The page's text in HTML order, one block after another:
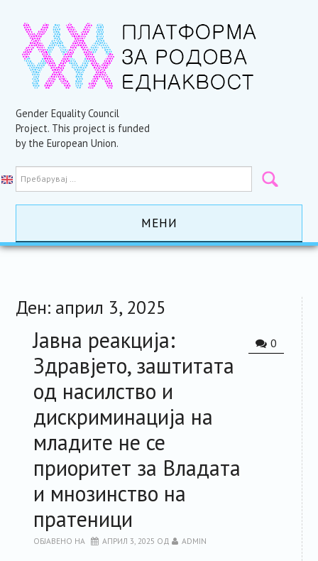
Gender Equality Council
Project. This project is funded
by the European Union.
МЕНИ
РЕСУРСИ
ЗА ЧЛЕНКИТЕ
ФОРУМ
КОНТАКТ
Ден: април 3, 2025
0
Јавна реакција:
Здравјето, заштитата
од насилство и
дискриминација на
младите не се
приоритет за Владата
и мнозинство на
пратеници
ОБЈАВЕНО НА АПРИЛ 3, 2025 ОД ADMIN